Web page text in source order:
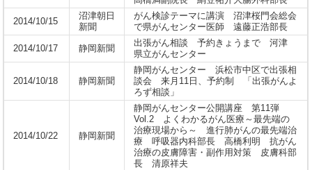
2014/10/15
沼津朝日
新聞
がん検診テーマに講演 沼津桜門会総会
で県がんセンター医師 遠藤正浩部長
2014/10/17 静岡新聞
出張がん相談 予約きょうまで 河津
県立がんセンター
2014/10/18 静岡新聞
静岡がんセンター 浜松市中区で出張相
談会 来月11日、予約制 「出張がんよ
ろず相談」
2014/10/22 静岡新聞
静岡がんセンター公開講座 第11弾
Vol.2 よくわかるがん医療～最先端の
治療現場から～ 進行肺がんの最先端治
療 呼吸器内科部長 高橋利明 抗がん
治療の皮膚障害・副作用対策 皮膚科部
長 清原祥夫